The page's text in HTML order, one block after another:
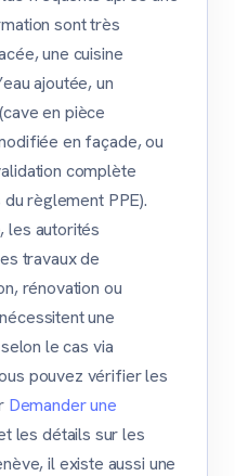
sont très
une cuisine
ajoutée, un
en pièce
en façade, ou
complète
règlement PPE).
les autorités
travaux de
rénovation ou
une
le cas via
pouvez vérifier les
Demander une
les détails sur les
il existe aussi une